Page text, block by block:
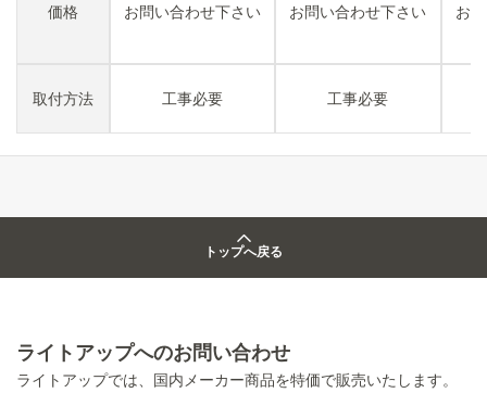
価格
取付方法
お問い合わせ下さい
工事必要
お問い合わせ下さい
工事必要
お
トップへ戻る
ライトアップへのお問い合わせ
ライトアップでは、国内メーカー商品を特価で販売いたします。